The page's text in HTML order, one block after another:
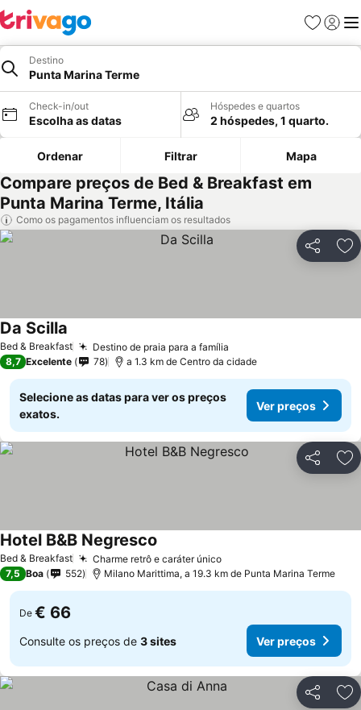
Favoritos
Iniciar
Destino
Punta Marina Terme
Check-in/out
Escolha as datas
Hóspedes e quartos
2 hóspedes, 1 quarto.
Ordenar Filtrar Mapa
Compare preços de Bed & Breakfast em
Punta Marina Terme, Itália
Como os pagamentos influenciam os resultados
Partilhar
Bed & Breakfast Destino de praia para a família
Da Scilla
8,7 Excelente 78 a 1.3 km de Centro da cidade
Selecione as datas para ver os preços
exatos.
Ver preços
Partilhar
Bed & Breakfast Charme retrô e caráter único
Hotel B&B Negresco
7,5 Boa 552 Milano Marittima, a 19.3 km de Punta Marina Terme
De € 66
Consulte os preços de 3 sites Ver preços
Partilhar